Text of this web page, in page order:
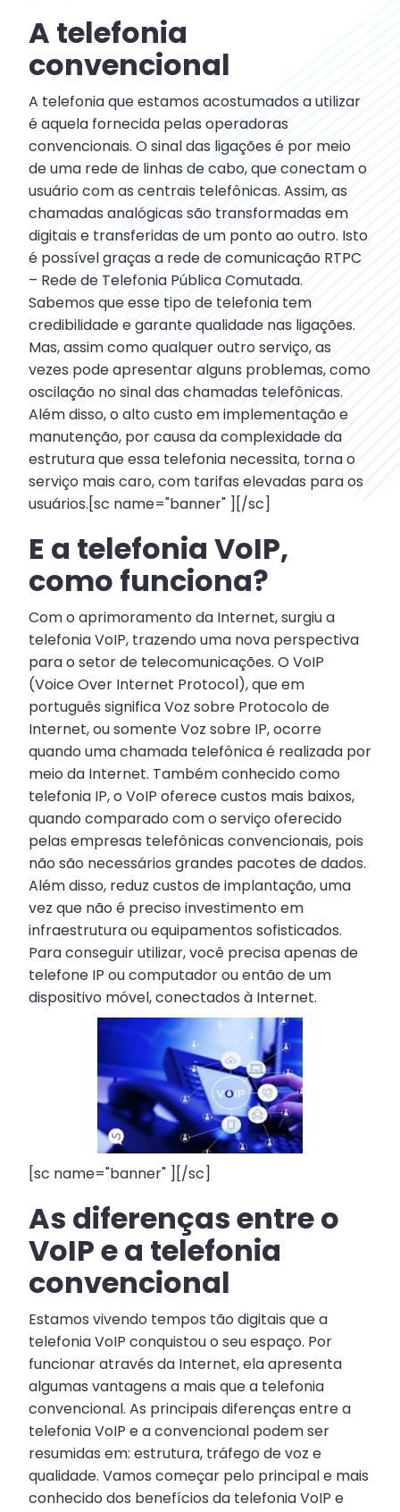
A telefonia
convencional
A telefonia que estamos acostumados a utilizar
é aquela fornecida pelas operadoras
convencionais. O sinal das ligações é por meio
de uma rede de linhas de cabo, que conectam o
usuário com as centrais telefônicas. Assim, as
chamadas analógicas são transformadas em
digitais e transferidas de um ponto ao outro. Isto
é possível graças a rede de comunicação RTPC
– Rede de Telefonia Pública Comutada.
Sabemos que esse tipo de telefonia tem
credibilidade e garante qualidade nas ligações.
Mas, assim como qualquer outro serviço, as
vezes pode apresentar alguns problemas, como
oscilação no sinal das chamadas telefônicas.
Além disso, o alto custo em implementação e
manutenção, por causa da complexidade da
estrutura que essa telefonia necessita, torna o
serviço mais caro, com tarifas elevadas para os
usuários.[sc name="banner" ][/sc]
E a telefonia VoIP,
como funciona?
Com o aprimoramento da Internet, surgiu a
telefonia VoIP, trazendo uma nova perspectiva
para o setor de telecomunicações. O VoIP
(Voice Over Internet Protocol), que em
português significa Voz sobre Protocolo de
Internet, ou somente Voz sobre IP, ocorre
quando uma chamada telefônica é realizada por
meio da Internet. Também conhecido como
telefonia IP, o VoIP oferece custos mais baixos,
quando comparado com o serviço oferecido
pelas empresas telefônicas convencionais, pois
não são necessários grandes pacotes de dados.
Além disso, reduz custos de implantação, uma
vez que não é preciso investimento em
infraestrutura ou equipamentos sofisticados.
Para conseguir utilizar, você precisa apenas de
telefone IP ou computador ou então de um
dispositivo móvel, conectados à Internet.
[sc name="banner" ][/sc]
As diferenças entre o
VoIP e a telefonia
convencional
Estamos vivendo tempos tão digitais que a
telefonia VoIP conquistou o seu espaço. Por
funcionar através da Internet, ela apresenta
algumas vantagens a mais que a telefonia
convencional. As principais diferenças entre a
telefonia VoIP e a convencional podem ser
resumidas em: estrutura, tráfego de voz e
qualidade. Vamos começar pelo principal e mais
conhecido dos benefícios da telefonia VoIP e